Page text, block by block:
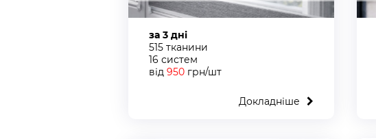
за 3 дні
515 тканини
16 систем
від 950 грн/шт
Докладніше